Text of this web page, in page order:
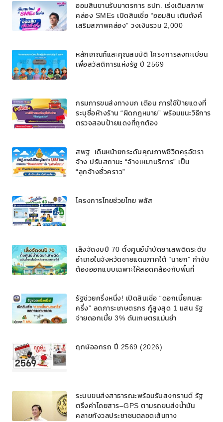
ออมสินขานรับมาตรการ ธปท. เร่งเติมสภาพ
คล่อง SMEs เปิดสินเชื่อ “ออมสิน เติมตังค์
เสริมสภาพคล่อง” วงเงินรวม 2,000
หลักเกณฑ์และคุณสมบัติ โครงการลงทะเบียน
เพื่อสวัสดิการแห่งรัฐ ปี 2569
กรมการขนส่งทางบก เตือน การใช้ป้ายแดงที่
ระบุชื่อห้างร้าน “ผิดกฎหมาย” พร้อมแนะวิธีการ
ตรวจสอบป้ายแดงที่ถูกต้อง
สพฐ. เดินหน้ายกระดับคุณภาพชีวิตครูอัตรา
จ้าง ปรับสถานะ “จ้างเหมาบริการ” เป็น
“ลูกจ้างชั่วคราว”
โครงการไทยช่วยไทย พลัส
เล็งจัดงบปี 70 ตั้งศูนย์บำบัดยาเสพติดระดับ
อำเภอในจังหวัดชายแดนภาคใต้ “นายก” กำชับ
ต้องออกแบบเฉพาะให้สอดคล้องกับพื้นที่
รัฐช่วยครึ่งหนึ่ง! เปิดสินเชื่อ “ดอกเบี้ยคนละ
ครึ่ง” ลดภาระเกษตรกร กู้สูงสุด 1 แสน รัฐ
จ่ายดอกเบี้ย 3% ดันเกษตรแม่นยำ
ฤกษ์ออกรถ ปี 2569 (2026)
ระบบขนส่งสาธารณะพร้อมรับสงกรานต์ รัฐ
ตรึงค่าโดยสาร–GPS ตามรถขนส่งน้ำมัน
คลายกังวลประชาชนตลอดเส้นทาง